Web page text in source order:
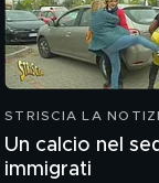
STRISCIA LA
Un calcio nel
immigrati